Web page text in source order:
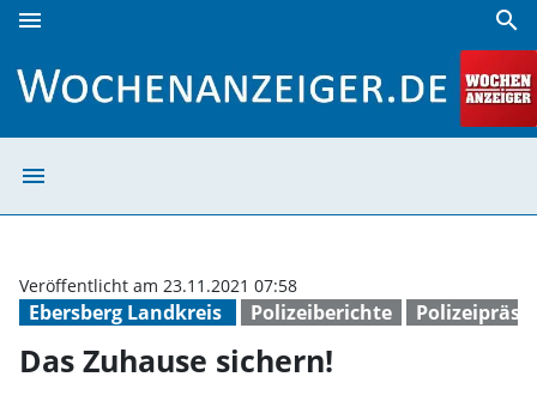
menu search
menu
Ebersberg Landkreis Polizeiberichte
Veröffentlicht am 23.11.2021 07:58
Das Zuhause sichern!